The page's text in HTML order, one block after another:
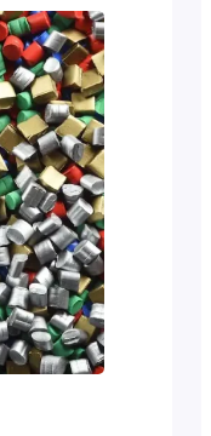
Sifat